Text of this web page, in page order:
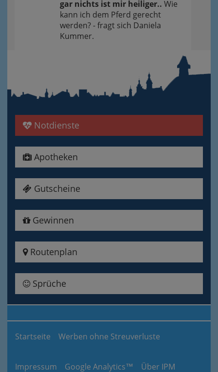
gar nichts ist mir heiliger.. Wie
kann ich dem Pferd gerecht
werden? - fragt sich Daniela
Kummer.
Notdienste
Apotheken
Gutscheine
Gewinnen
Routenplan
Sprüche
Startseite Werben ohne Streuverluste
Impressum Google Analytics™ Über IPM